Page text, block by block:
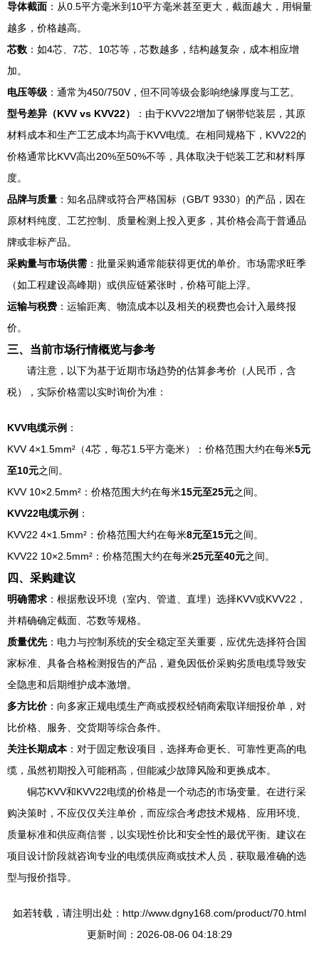
导体截面 ：从0.5平方毫米到10平方毫米甚至更大，截面越大，用铜量
越多，价格越高。
芯数 ：如4芯、7芯、10芯等，芯数越多，结构越复杂，成本相应增
加。
电压等级 ：通常为450/750V，但不同等级会影响绝缘厚度与工艺。
型号差异（KVV vs KVV22）
：由于KVV22增加了钢带铠装层，其原
材料成本和生产工艺成本均高于KVV电缆。在相同规格下，KVV22的
价格通常比KVV高出20%至50%不等，具体取决于铠装工艺和材料厚
度。
品牌与质量 ：知名品牌或符合严格国标（GB/T 9330）的产品，因在
原材料纯度、工艺控制、质量检测上投入更多，其价格会高于普通品
牌或非标产品。
采购量与市场供需 ：批量采购通常能获得更优的单价。市场需求旺季
（如工程建设高峰期）或供应链紧张时，价格可能上浮。
运输与税费 ：运输距离、物流成本以及相关的税费也会计入最终报
价。
三、当前市场行情概览与参考
请注意，以下为基于近期市场趋势的估算参考价（人民币，含
税），实际价格需以实时询价为准：
KVV电缆示例 ：
KVV 4×1.5mm²（4芯，每芯1.5平方毫米）：价格范围大约在每米5元
至10元之间。
KVV 10×2.5mm²：价格范围大约在每米15元至25元之间。
KVV22电缆示例 ：
KVV22 4×1.5mm²：价格范围大约在每米8元至15元之间。
KVV22 10×2.5mm²：价格范围大约在每米25元至40元之间。
四、采购建议
明确需求 ：根据敷设环境（室内、管道、直埋）选择KVV或KVV22，
并精确确定截面、芯数等规格。
质量优先：电力与控制系统的安全稳定至关重要，应优先选择符合国
家标准、具备合格检测报告的产品，避免因低价采购劣质电缆导致安
全隐患和后期维护成本激增。
多方比价：向多家正规电缆生产商或授权经销商索取详细报价单，对
比价格、服务、交货期等综合条件。
关注长期成本：对于固定敷设项目，选择寿命更长、可靠性更高的电
缆，虽然初期投入可能稍高，但能减少故障风险和更换成本。
铜芯KVV和KVV22电缆的价格是一个动态的市场变量。在进行采
购决策时，不应仅仅关注单价，而应综合考虑技术规格、应用环境、
质量标准和供应商信誉，以实现性价比和安全性的最优平衡。建议在
项目设计阶段就咨询专业的电缆供应商或技术人员，获取最准确的选
型与报价指导。
如若转载，请注明出处：http://www.dgny168.com/product/70.html
更新时间：2026-08-06 04:18:29